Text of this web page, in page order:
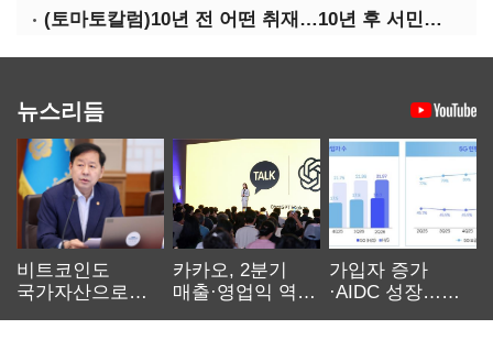
(토마토칼럼)10년 전 어떤 취재…10년 후 서민석·박상용
뉴스리듬
비트코인도
국가자산으로…'
카카오, 2분기
매출·영업익 역대
가입자 증가
·AIDC 성장…